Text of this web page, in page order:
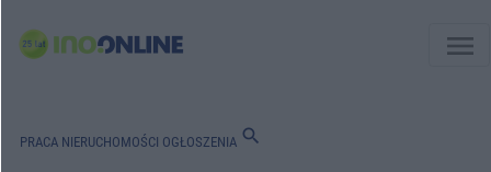
menu
PRACA NIERUCHOMOŚCI OGŁOSZENIA search